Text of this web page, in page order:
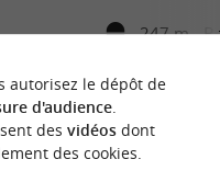
247 m -
autorisez le dépôt de
d'audience.
des vidéosdont
des cookies.